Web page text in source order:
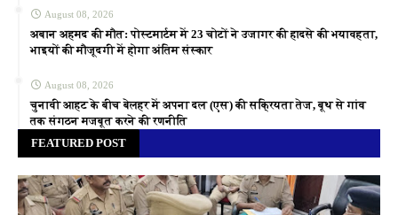
August 08, 2026
अबान अहमद की मौत: पोस्टमार्टम में 23 चोटों ने उजागर की हादसे की भयावहता,
भाइयों की मौजूदगी में होगा अंतिम संस्कार
August 08, 2026
चुनावी आहट के बीच बेलहर में अपना दल (एस) की सक्रियता तेज, बूथ से गांव
तक संगठन मजबूत करने की रणनीति
FEATURED POST